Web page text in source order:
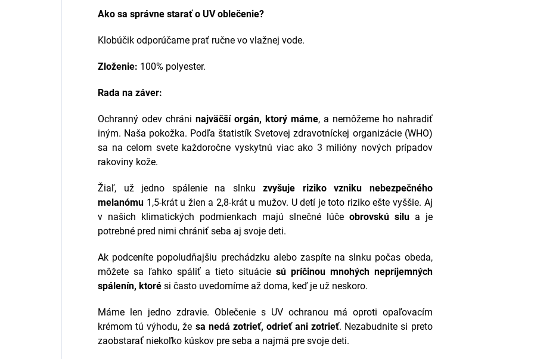
Ako sa správne starať o UV oblečenie?
Klobúčik odporúčame prať ručne vo vlažnej vode.
Zloženie: 100% polyester.
Rada na záver:
Ochranný odev chráni najväčší orgán, ktorý máme, a nemôžeme ho nahradiť
iným. Naša pokožka. Podľa štatistík Svetovej zdravotníckej organizácie (WHO)
sa na celom svete každoročne vyskytnú viac ako 3 milióny nových prípadov
rakoviny kože.
Žiaľ, už jedno spálenie na slnkuzvyšuje riziko vzniku nebezpečného
melanómu 1,5-krát u žien a 2,8-krát u mužov. U detí je toto riziko ešte vyššie. Aj
v našich klimatických podmienkach majú slnečné lúče obrovskú silua je
potrebné pred nimi chrániť seba aj svoje deti.
Ak podceníte popoludňajšiu prechádzku alebo zaspíte na slnku počas obeda,
môžete sa ľahko spáliť a tieto situáciesú príčinou mnohých nepríjemných
spálenín, ktoré si často uvedomíme až doma, keď je už neskoro.
Máme len jedno zdravie. Oblečenie s UV ochranou má oproti opaľovacím
krémom tú výhodu, že sa nedá zotrieť, odrieť ani zotrieť. Nezabudnite si preto
zaobstarať niekoľko kúskov pre seba a najmä pre svoje deti.